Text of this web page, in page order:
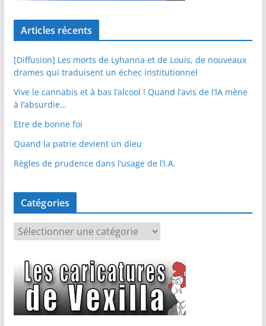
Articles récents
[Diffusion] Les morts de Lyhanna et de Louis, de nouveaux
drames qui traduisent un échec institutionnel
Vive le cannabis et à bas l’alcool ! Quand l’avis de l’IA mène
à l’absurdie…
Etre de bonne foi
Quand la patrie devient un dieu
Règles de prudence dans l’usage de l’I.A.
Catégories
é
g
o
r